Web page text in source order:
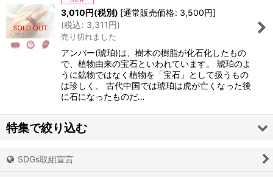
3,010円(税別) [通常販売価格: 3,500円]
(税込: 3,311円)
売り切れました
アンバー(琥珀)は、樹木の樹脂が化石化したもの
で、植物由来の宝石といわれています。 琥珀のよ
うに鉱物ではなく植物を「宝石」として扱うもの
は珍しく、 古代中国では琥珀は虎が亡くなった後
に石になったものだ…
特集で絞り込む
アイオライト
SDGs取組宣言